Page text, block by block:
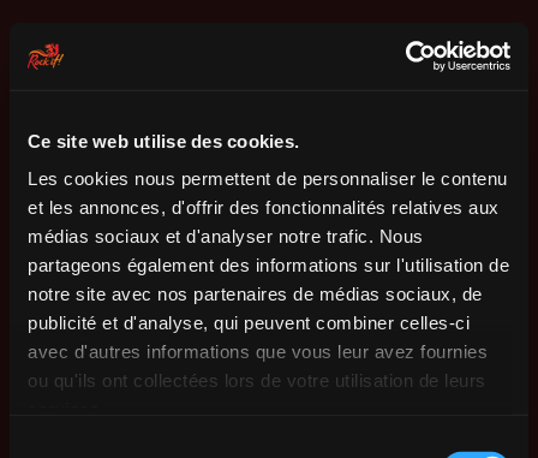
Ce site web utilise des cookies.
Les cookies nous permettent de personnaliser le contenu
et les annonces, d'offrir des fonctionnalités relatives aux
médias sociaux et d'analyser notre trafic. Nous
partageons également des informations sur l'utilisation de
notre site avec nos partenaires de médias sociaux, de
publicité et d'analyse, qui peuvent combiner celles-ci
avec d'autres informations que vous leur avez fournies
ou qu'ils ont collectées lors de votre utilisation de leurs